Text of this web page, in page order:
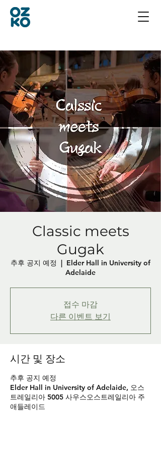
Classic meets
Gugak
추후 공지 예정
  |
Elder Hall in University of
Adelaide
접수 마감
다른 이벤트 보기
시간 및 장소
추후 공지 예정
Elder Hall in University of Adelaide, 오스
트레일리아 5005 사우스오스트레일리아 주
애들레이드